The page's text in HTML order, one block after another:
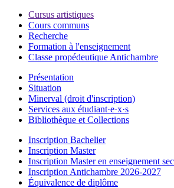
Cursus artistiques
Cours communs
Recherche
Formation à l'enseignement
Classe propédeutique Antichambre
Présentation
Situation
Minerval (droit d'inscription)
Services aux étudiant·e·x·s
Bibliothèque et Collections
Inscription Bachelier
Inscription Master
Inscription Master en enseignement
Inscription Antichambre 2026-2027
Équivalence de diplôme